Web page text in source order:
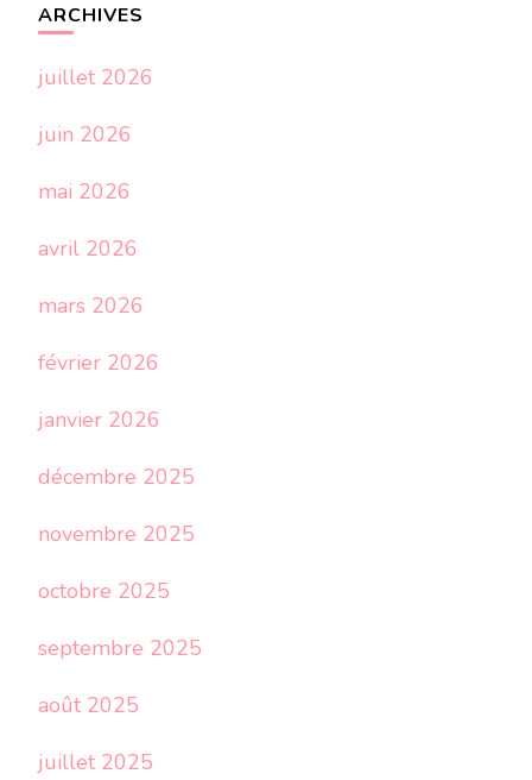
ARCHIVES
juillet 2026
juin 2026
mai 2026
avril 2026
mars 2026
février 2026
janvier 2026
décembre 2025
novembre 2025
octobre 2025
septembre 2025
août 2025
juillet 2025